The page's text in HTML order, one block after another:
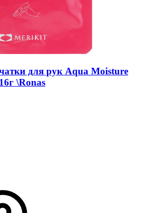
для рук Aqua Moisture
\Ronas